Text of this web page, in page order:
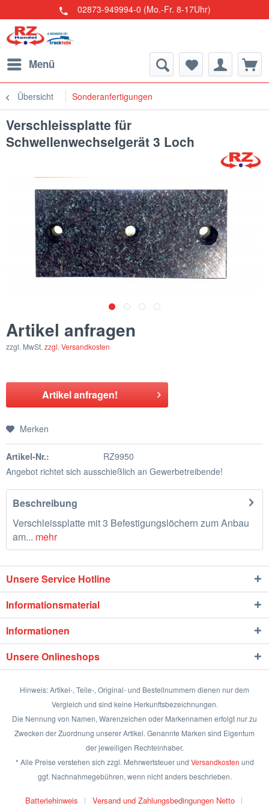
02873-949994-0 (Mo.-Fr. 8-17Uhr)
Menü
Übersicht Sonderanfertigungen
Verschleissplatte für
Schwellenwechselgerät 3 Loch
Artikel anfragen
zzgl. MwSt. zzgl. Versandkosten
Artikel anfragen!
Merken
Artikel-Nr.:
RZ9950
Angebot richtet sich ausschießlich an Gewerbetreibende!
Beschreibung
Verschleissplatte mit 3 Befestigungslöchern zum Anbau
am... mehr
Unsere Service Hotline
Informationsmaterial
Informationen
Unsere Onlineshops
Hinweis: Artikel-, Teile-, Original- und Bestellnummern dienen nur dem
Vergleich und sind keine Herkunftsbezeichnungen.
Die Nennung von Namen, Warenzeichen oder Markennamen erfolgt nur zu
Zwecken der Zuordnung unserer Artikel. Genannte Marken sind Eigentum
der jeweiligen Rechteinhaber.
* Alle Preise verstehen sich zzgl. Mehrwertsteuer und Versandkosten und
ggf. Nachnahmegebühren, wenn nicht anders beschrieben.
Batteriehinweis Versand und Zahlungsbedingungen Netto